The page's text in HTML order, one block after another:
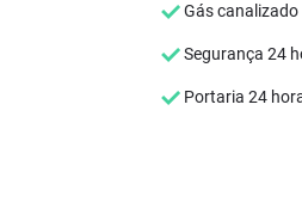
Gás canalizado
Segurança 24
Portaria 24